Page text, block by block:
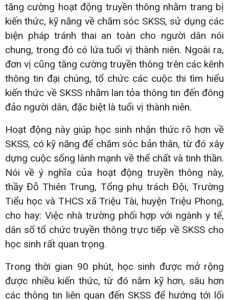
tăng cường hoạt động truyền thông nhằm trang bị
kiến thức, kỹ năng về chăm sóc SKSS, sử dụng các
biện pháp tránh thai an toàn cho người dân nói
chung, trong đó có lứa tuổi vị thành niên. Ngoài ra,
đơn vị cũng tăng cường truyền thông trên các kênh
thông tin đại chúng, tổ chức các cuộc thi tìm hiểu
kiến thức về SKSS nhằm lan tỏa thông tin đến đông
đảo người dân, đặc biệt là tuổi vị thành niên.
Hoạt động này giúp học sinh nhận thức rõ hơn về
SKSS, có kỹ năng để chăm sóc bản thân, từ đó xây
dựng cuộc sống lành mạnh về thể chất và tinh thần.
Nói về ý nghĩa của hoạt động truyền thông này,
thầy Đỗ Thiên Trung, Tổng phụ trách Đội, Trường
Tiểu học và THCS xã Triệu Tài, huyện Triệu Phong,
cho hay: Việc nhà trường phối hợp với ngành y tế,
dân số tổ chức truyền thông trực tiếp về SKSS cho
học sinh rất quan trọng.
Trong thời gian 90 phút, học sinh được mở rộng
được nhiều kiến thức, từ đó nắm kỹ hơn, sâu hơn
các thông tin liên quan đến SKSS để hướng tới lối